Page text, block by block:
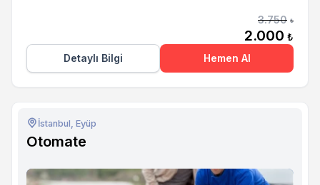
3.750 ₺
2.000 ₺
Detaylı Bilgi
Hemen Al
İstanbul, Eyüp
Otomate